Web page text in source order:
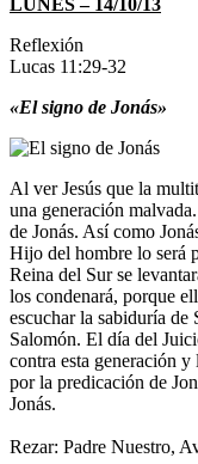
Reflexión
Lucas 11:29-32
«El signo de Jonás»
Al ver Jesús que la
una generación
de Jonás. Así como
Hijo del hombre lo será
Reina del Sur se
los condenará, porque
escuchar la sabiduría de
Salomón. El día del
contra esta generación
por la predicación de
Jonás.
Rezar: Padre Nuestro,